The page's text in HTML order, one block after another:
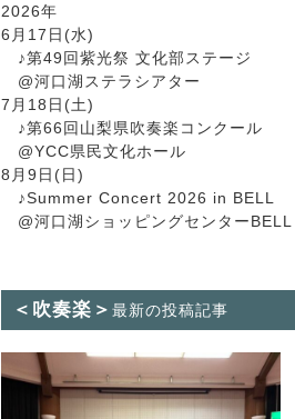
2026年
6月17日(水)
♪第49回紫光祭 文化部ステージ
@河口湖ステラシアター
7月18日(土)
♪第66回山梨県吹奏楽コンクール
@YCC県民文化ホール
8月9日(日)
♪Summer Concert 2026 in BELL
@河口湖ショッピングセンターBELL
＜吹奏楽＞ 最新の投稿記事